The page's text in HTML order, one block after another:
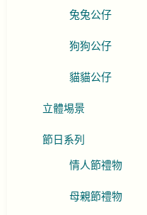
兔兔公仔
狗狗公仔
貓貓公仔
立體埸景
節日系列
情人節禮物
母親節禮物